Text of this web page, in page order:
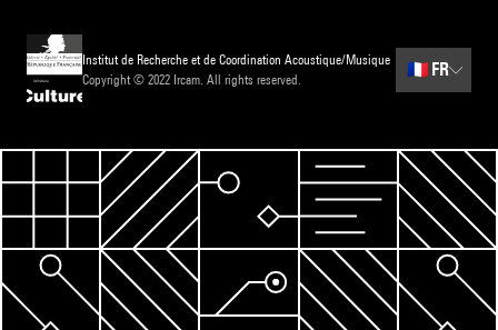
Institut de Recherche et de Coordination Acoustique/Musique
Copyright © 2022 Ircam. All rights reserved.
🇫🇷 FR